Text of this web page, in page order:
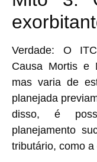
Verdade: O
Causa Mortis e
mas varia de
planejada
disso, é
planejamento
tributário, como